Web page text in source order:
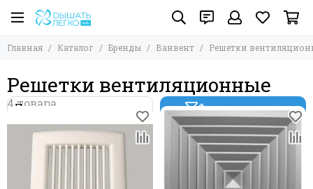
Главная Каталог Бренды Ванвент Решетки
Решетки вентиляционные
Фильтр товаров